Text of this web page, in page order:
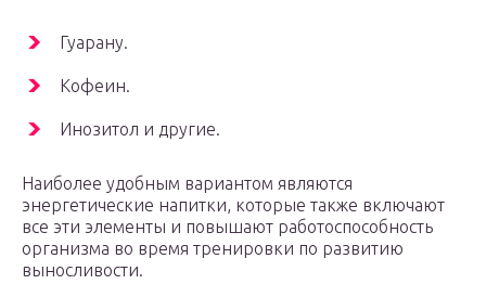
Гуарану.
Кофеин.
Инозитол и другие.
Наиболее удобным вариантом являются
энергетические напитки, которые также включают
все эти элементы и повышают работоспособность
организма во время тренировки по развитию
выносливости.